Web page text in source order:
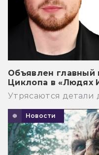
Объявлен главный
Циклопа в «Людях
Утрясаются детали
Новости